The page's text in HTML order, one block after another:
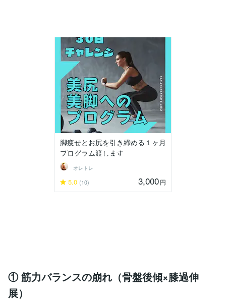
脚痩せとお尻を引き締める１ヶ月
プログラム渡します
オレトレ
5.0 (10) 3,000円
① 筋力バランスの崩れ（骨盤後傾×膝過伸
展）